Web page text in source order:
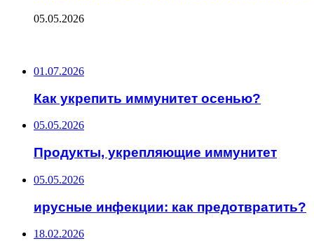
05.05.2026
01.07.2026
Как укрепить иммунитет осенью?
05.05.2026
Продукты, укрепляющие иммунитет
05.05.2026
ирусные инфекции: как предотвратить?
18.02.2026